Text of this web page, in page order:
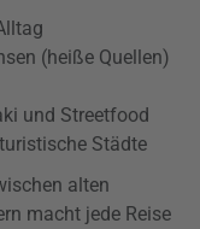
(heiße Quellen)
und Streetfood
Städte
alten
macht jede Reise